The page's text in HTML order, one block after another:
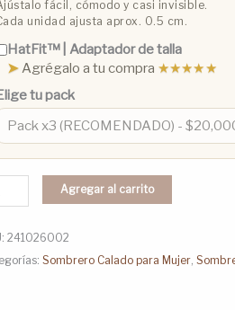
fácil, cómodo y casi invisible.
unidad ajusta aprox. 0.5 cm.
HatFit™️ | Adaptador de talla
➤Agrégalo a tu compra ★★★★★
tu pack
Agregar al carrito
241026002
Sombrero Calado para Mujer,